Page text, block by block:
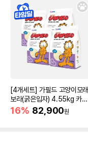
[4개세트] 가필드 고양이모래
보라(굵은입자) 4.55kg 카사
바모래
16% 82,900원